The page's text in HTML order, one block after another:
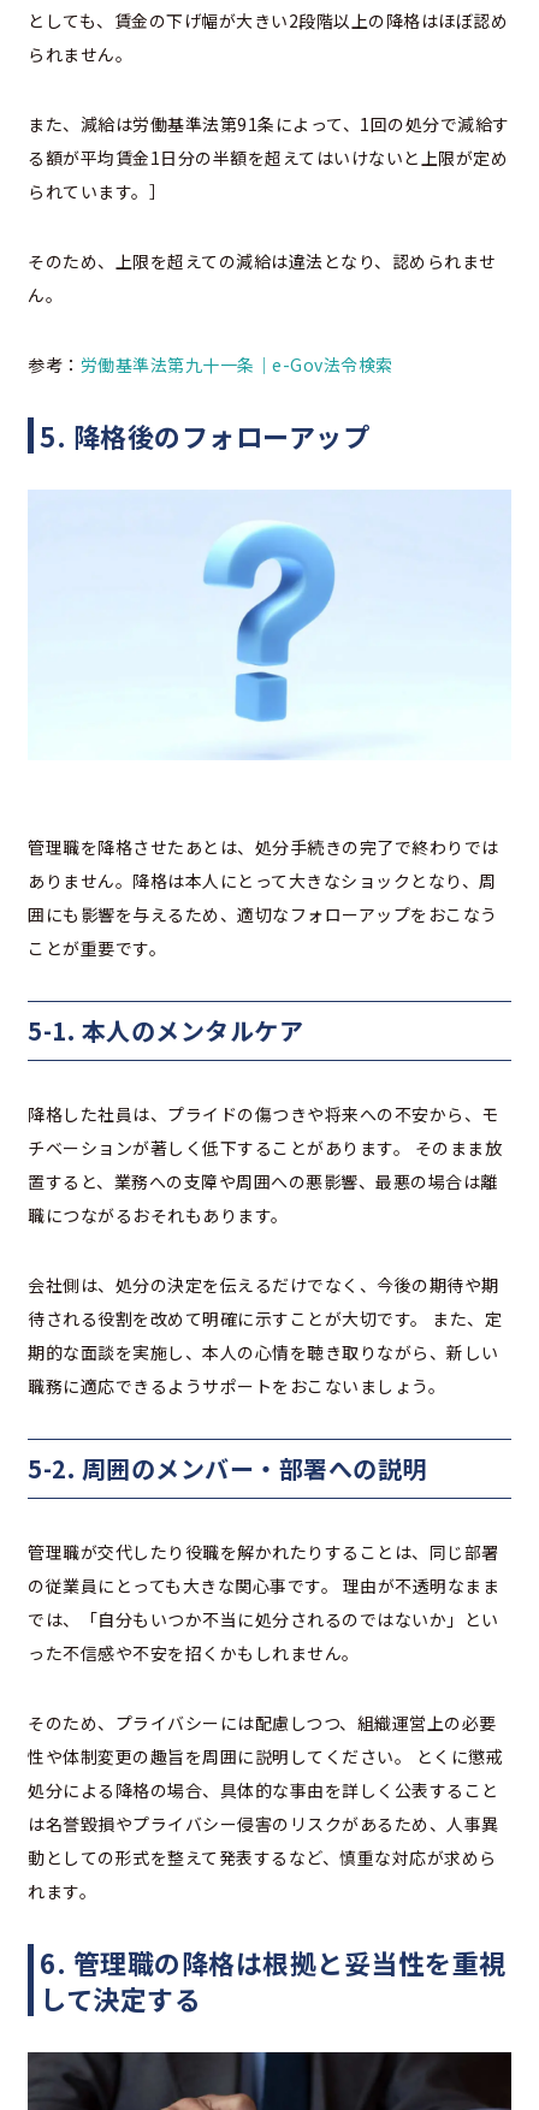
としても、賃金の下げ幅が大きい2段階以上の降格はほぼ認め
られません。
また、減給は労働基準法第91条によって、1回の処分で減給す
る額が平均賃金1日分の半額を超えてはいけないと上限が定め
られています。］
そのため、上限を超えての減給は違法となり、認められませ
ん。
参考： 労働基準法第九十一条｜e-Gov法令検索
5. 降格後のフォローアップ
管理職を降格させたあとは、処分手続きの完了で終わりでは
ありません。降格は本人にとって大きなショックとなり、周
囲にも影響を与えるため、適切なフォローアップをおこなう
ことが重要です。
5-1. 本人のメンタルケア
降格した社員は、プライドの傷つきや将来への不安から、モ
チベーションが著しく低下することがあります。 そのまま放
置すると、業務への支障や周囲への悪影響、最悪の場合は離
職につながるおそれもあります。
会社側は、処分の決定を伝えるだけでなく、今後の期待や期
待される役割を改めて明確に示すことが大切です。 また、定
期的な面談を実施し、本人の心情を聴き取りながら、新しい
職務に適応できるようサポートをおこないましょう。
5-2. 周囲のメンバー・部署への説明
管理職が交代したり役職を解かれたりすることは、同じ部署
の従業員にとっても大きな関心事です。 理由が不透明なまま
では、「自分もいつか不当に処分されるのではないか」とい
った不信感や不安を招くかもしれません。
そのため、プライバシーには配慮しつつ、組織運営上の必要
性や体制変更の趣旨を周囲に説明してください。 とくに懲戒
処分による降格の場合、具体的な事由を詳しく公表すること
は名誉毀損やプライバシー侵害のリスクがあるため、人事異
動としての形式を整えて発表するなど、慎重な対応が求めら
れます。
6. 管理職の降格は根拠と妥当性を重視
して決定する